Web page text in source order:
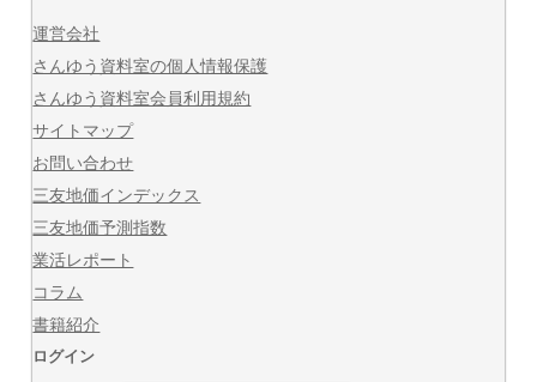
運営会社
さんゆう資料室の個人情報保護
さんゆう資料室会員利用規約
サイトマップ
お問い合わせ
三友地価インデックス
三友地価予測指数
業活レポート
コラム
書籍紹介
ログイン